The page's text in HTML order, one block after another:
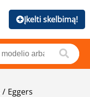
Įkelti skelbimą!
Eggers